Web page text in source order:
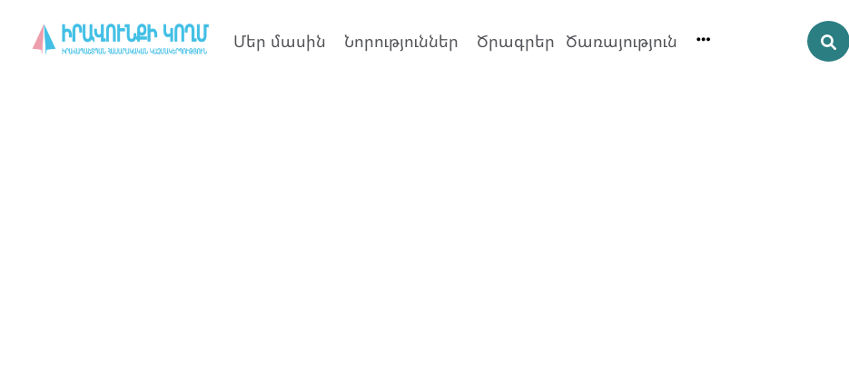
Մեր մասին Նորություններ Ծրագրեր Ծառայություն